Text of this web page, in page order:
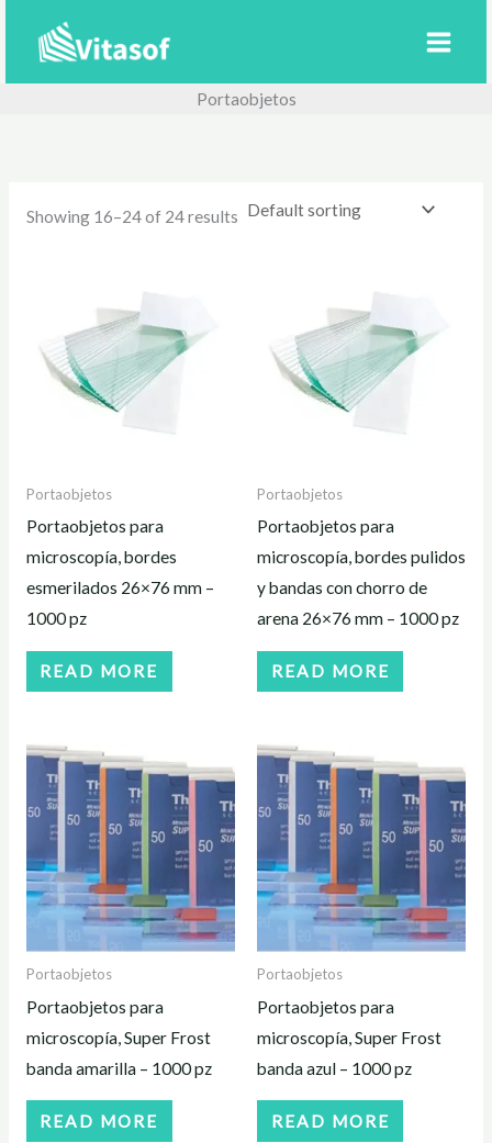
Portaobjetos
Showing 16–24 of 24 results
Portaobjetos
Portaobjetos para
microscopía, bordes
esmerilados 26×76 mm –
1000 pz
READ MORE
Portaobjetos
Portaobjetos para
microscopía, bordes pulidos
y bandas con chorro de
arena 26×76 mm – 1000 pz
READ MORE
Portaobjetos
Portaobjetos para
microscopía, Super Frost
banda amarilla – 1000 pz
READ MORE
Portaobjetos
Portaobjetos para
microscopía, Super Frost
banda azul – 1000 pz
READ MORE